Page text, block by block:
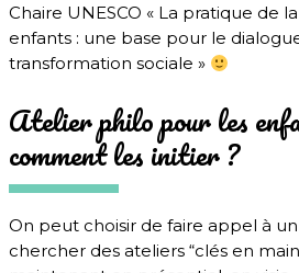
Chaire UNESCO « La pratique de
enfants : une base pour le
transformation sociale »
Atelier philo pour les
comment les initier ?
On peut choisir de faire appel à
chercher des ateliers “clés en